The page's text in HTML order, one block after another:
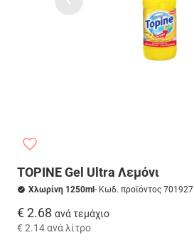
TOPINE Gel Ultra Λεμόνι
Χλωρίνη 1250ml - Κωδ. προϊόντος 701927
€ 2.68 ανά τεμάχιο
€ 2.14ανά λίτρο